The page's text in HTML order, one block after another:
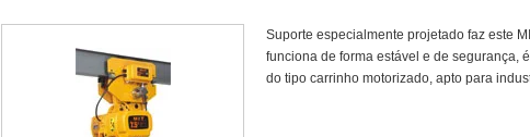
Suporte especialmente projetado faz este
funciona de forma estável e de segurança,
do tipo carrinho motorizado, apto para